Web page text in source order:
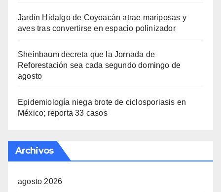
Jardín Hidalgo de Coyoacán atrae mariposas y
aves tras convertirse en espacio polinizador
Sheinbaum decreta que la Jornada de
Reforestación sea cada segundo domingo de
agosto
Epidemiología niega brote de ciclosporiasis en
México; reporta 33 casos
Archivos
agosto 2026